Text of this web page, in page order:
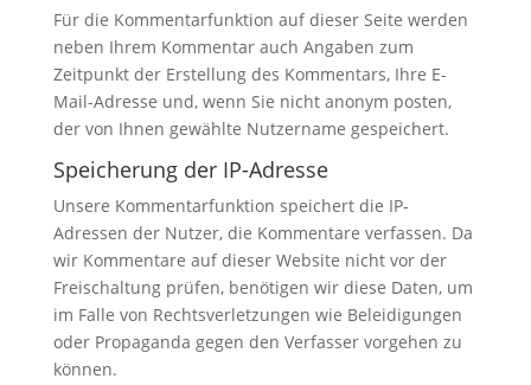
Für die Kommentarfunktion auf dieser Seite werden
neben Ihrem Kommentar auch Angaben zum
Zeitpunkt der Erstellung des Kommentars, Ihre E-
Mail-Adresse und, wenn Sie nicht anonym posten,
der von Ihnen gewählte Nutzername gespeichert.
Speicherung der IP-Adresse
Unsere Kommentarfunktion speichert die IP-
Adressen der Nutzer, die Kommentare verfassen. Da
wir Kommentare auf dieser Website nicht vor der
Freischaltung prüfen, benötigen wir diese Daten, um
im Falle von Rechtsverletzungen wie Beleidigungen
oder Propaganda gegen den Verfasser vorgehen zu
können.